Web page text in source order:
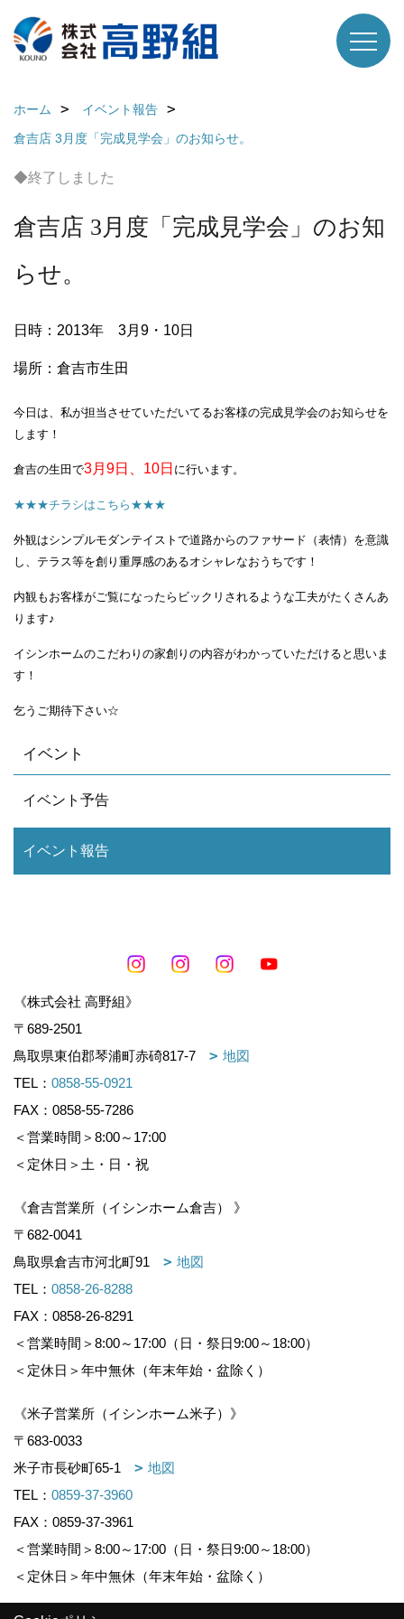
ホーム
イベント報告
倉吉店 3月度「完成見学会」のお知らせ。
◆終了しました
倉吉店 3月度「完成見学会」のお知
らせ。
日時：2013年 3月9・10日
場所：倉吉市生田
今日は、私が担当させていただいてるお客様の完成見学会のお知らせを
します！
倉吉の生田で3月9日、10日 に行います。
★★★チラシはこちら★★★
外観はシンプルモダンテイストで道路からのファサード （表情）を意識
し、テラス等を創り重厚感のあるオシャレなおうちです！
内観もお客様がご覧になったらビックリされるような工夫がたくさんあ
ります♪
イシンホームのこだわりの家創りの内容がわかっていただけると思いま
す！
乞うご期待下さい☆
イベント
イベント予告
イベント報告
《株式会社 高野組》
〒689-2501
鳥取県東伯郡琴浦町赤碕817-7
地図
TEL： 0858-55-0921
FAX：0858-55-7286
＜営業時間＞8:00～17:00
＜定休日＞土・日・祝
《倉吉営業所（イシンホーム倉吉） 》
〒682-0041
鳥取県倉吉市河北町91
地図
TEL： 0858-26-8288
FAX：0858-26-8291
＜営業時間＞8:00～17:00（日・祭日9:00～18:00）
＜定休日＞年中無休（年末年始・盆除く）
《米子営業所（イシンホーム米子）》
〒683-0033
米子市長砂町65-1
地図
TEL： 0859-37-3960
FAX：0859-37-3961
＜営業時間＞8:00～17:00（日・祭日9:00～18:00）
＜定休日＞年中無休（年末年始・盆除く）